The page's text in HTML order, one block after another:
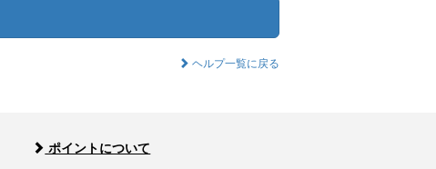
ヘルプ一覧に戻る
ポイントについて